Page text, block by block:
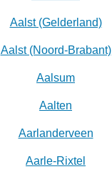
Aalst (Gelderland)
Aalst (Noord-Brabant)
Aalsum
Aalten
Aarlanderveen
Aarle-Rixtel